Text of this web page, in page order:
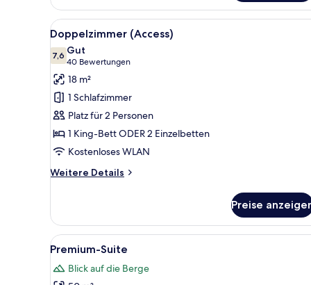
Zweibettzimmer
Alle
Fotos
für
Doppelzimmer
(Access)
anzeigen
Ein modernes Hotelzimmer
12
Doppelzimmer (Access)
7,67,6 von 10
Gut
40 Bewertungen
(40
Bewertungen)
18 m²
1 Schlafzimmer
Platz für 2 Personen
1 King-Bett ODER 2 Einzelbetten
Kostenloses WLAN
Weitere Details
Weitere
(Access)
Preise
Alle
Fotos
für
Ein modernes Schlafzimmer
7
Premium-Suite
Blick auf die Berge